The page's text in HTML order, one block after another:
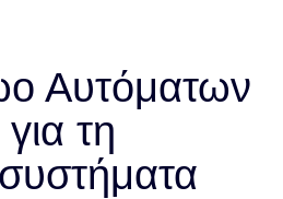
Αυτόματων
τη